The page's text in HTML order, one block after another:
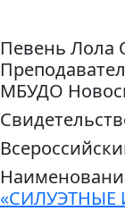
Певень Лола
МБУДО